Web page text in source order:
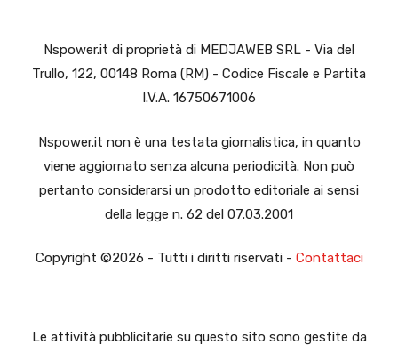
Nspower.it di proprietà di MEDJAWEB SRL - Via del
Trullo, 122, 00148 Roma (RM) - Codice Fiscale e Partita
I.V.A. 16750671006
Nspower.it non è una testata giornalistica, in quanto
viene aggiornato senza alcuna periodicità. Non può
pertanto considerarsi un prodotto editoriale ai sensi
della legge n. 62 del 07.03.2001
Copyright ©2026 - Tutti i diritti riservati - Contattaci
Le attività pubblicitarie su questo sito sono gestite da